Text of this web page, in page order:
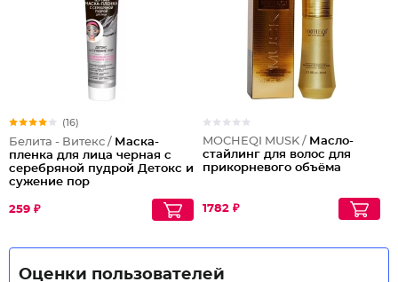
(16)
Белита - Витекс / Маска-
пленка для лица черная с
серебряной пудрой Детокс и
сужение пор
259 ₽
MOCHEQI MUSK / Масло-
стайлинг для волос для
прикорневого объёма
1782 ₽
Оценки пользователей